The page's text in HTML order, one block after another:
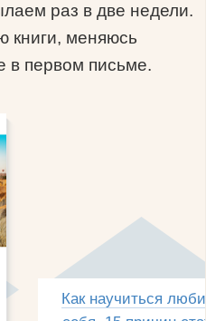
раз в две недели.
книги, меняюсь
первом письме.
Как научиться